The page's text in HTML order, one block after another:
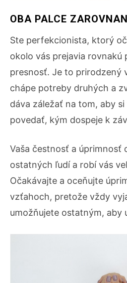
OBA PALCE
Ste perfekcionista, ktorý
okolo vás prejavia rovnakú
presnosť. Je to prirodzený
chápe potreby druhých a
dáva záležať na tom, aby
povedať, kým dospeje k
Vaša čestnosť a úprimnosť
ostatných ľudí a robí vás
Očakávajte a oceňujte
vzťahoch, pretože vždy
umožňujete ostatným, aby